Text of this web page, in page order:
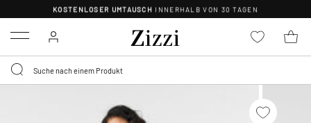
KOSTENLOSER UMTAUSCH INNERHALB VON 30 TAGEN
Menu